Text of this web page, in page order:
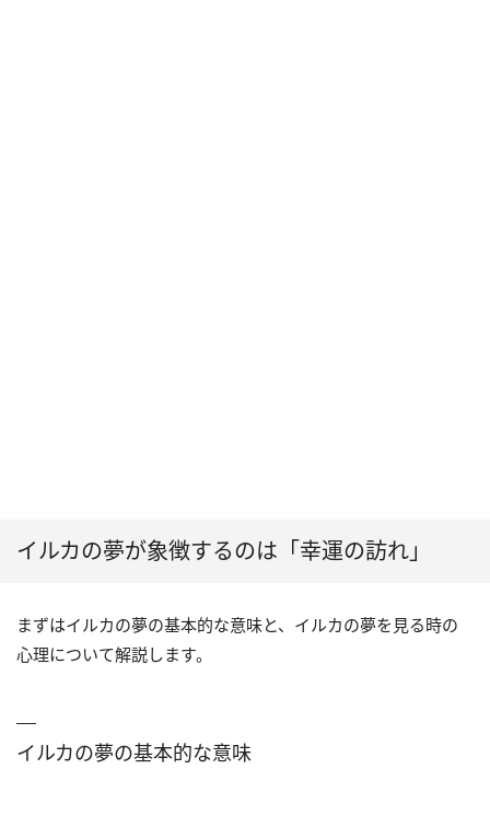
イルカの夢が象徴するのは「幸運の訪れ」
まずはイルカの夢の基本的な意味と、イルカの夢を見る時の
心理について解説します。
イルカの夢の基本的な意味